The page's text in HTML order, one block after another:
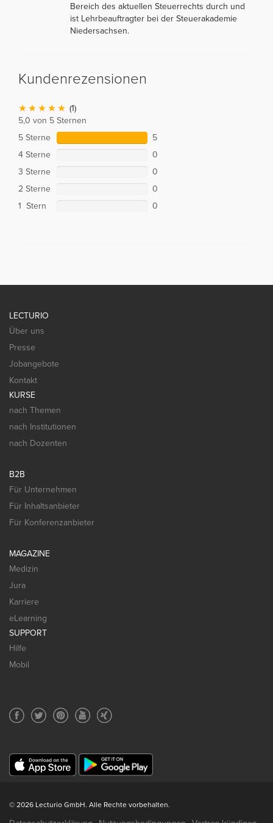
Bereich des aktuellen Steuerrechts durch und
ist Lehrbeauftragter bei der Steuerakademie
Niedersachsen.
Kundenrezensionen
(1)
5,0 von 5 Sternen
5 Sterne
5
4 Sterne
0
3 Sterne
0
2 Sterne
0
1 Stern
0
LECTURIO
Über uns
Presse
Jobangebote
Kontakt
KURSE
nach Themen
nach Institutionen
nach Dozenten
B2B
Für Unternehmen
Für Inhaltsanbieter
Für Konferenzanbieter
MAGAZINE
Medizin
Jura
Karriere
eLearning
SUPPORT
Hilfe
Mobil
© 2026 Lecturio GmbH. Alle Rechte vorbehalten.